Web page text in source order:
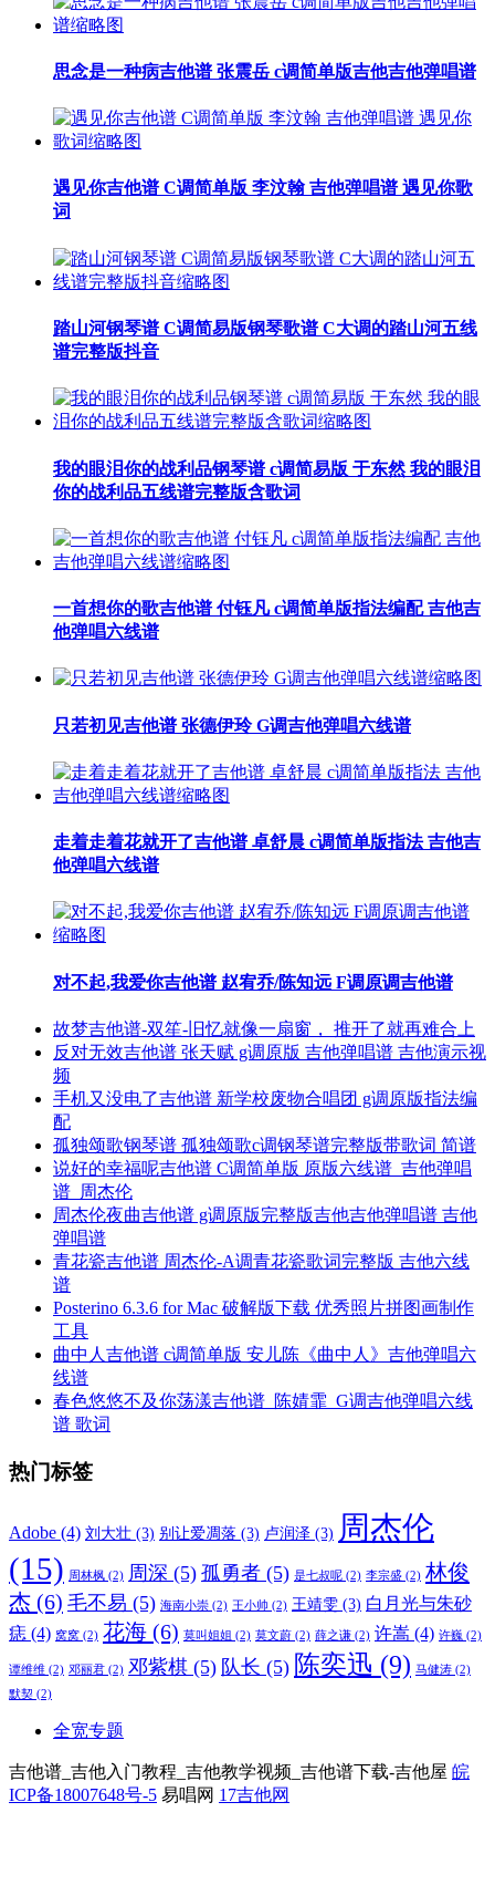
思念是一种病吉他谱 张震岳 c调简单版吉他吉他弹唱谱
遇见你吉他谱 C调简单版 李汶翰 吉他弹唱谱 遇见你歌
词
踏山河钢琴谱 C调简易版钢琴歌谱 C大调的踏山河五线
谱完整版抖音
我的眼泪你的战利品钢琴谱 c调简易版 于东然 我的眼泪
你的战利品五线谱完整版含歌词
一首想你的歌吉他谱 付钰凡 c调简单版指法编配 吉他吉
他弹唱六线谱
只若初见吉他谱 张德伊玲 G调吉他弹唱六线谱
走着走着花就开了吉他谱 卓舒晨 c调简单版指法 吉他吉
他弹唱六线谱
对不起,我爱你吉他谱 赵宥乔/陈知远 F调原调吉他谱
故梦吉他谱-双笙-旧忆就像一扇窗， 推开了就再难合上
反对无效吉他谱 张天赋 g调原版 吉他弹唱谱 吉他演示视
频
手机又没电了吉他谱 新学校废物合唱团 g调原版指法编
配
孤独颂歌钢琴谱 孤独颂歌c调钢琴谱完整版带歌词 简谱
说好的幸福呢吉他谱 C调简单版 原版六线谱_吉他弹唱
谱_周杰伦
周杰伦夜曲吉他谱 g调原版完整版吉他吉他弹唱谱 吉他
弹唱谱
青花瓷吉他谱 周杰伦-A调青花瓷歌词完整版 吉他六线
谱
Posterino 6.3.6 for Mac 破解版下载 优秀照片拼图画制作
工具
曲中人吉他谱 c调简单版 安儿陈《曲中人》吉他弹唱六
线谱
春色悠悠不及你荡漾吉他谱_陈婧霏_G调吉他弹唱六线
谱 歌词
热门标签
Adobe (4) 刘大壮 (3) 别让爱凋落 (3) 卢润泽 (3) 周杰伦
(15) 周林枫 (2) 周深 (5) 孤勇者 (5) 是七叔呢 (2) 李宗盛 (2) 林俊
杰 (6) 毛不易 (5) 海南小崇 (2) 王小帅 (2) 王靖雯 (3) 白月光与朱砂
痣 (4) 窝窝 (2) 花海 (6) 莫叫姐姐 (2) 莫文蔚 (2) 薛之谦 (2) 许嵩 (4) 许巍 (2)
谭维维 (2) 邓丽君 (2) 邓紫棋 (5) 队长 (5) 陈奕迅 (9) 马健涛 (2)
默契 (2)
全宽专题
吉他谱_吉他入门教程_吉他教学视频_吉他谱下载-吉他屋 皖
ICP备18007648号-5 易唱网 17吉他网